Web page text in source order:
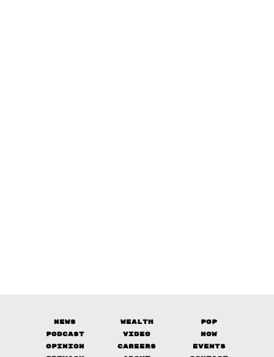
News Wealth
Pop
Podcast
Video
Now
Opinion
Careers
Events